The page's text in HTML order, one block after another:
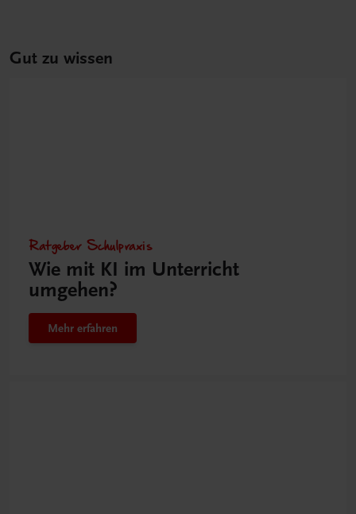
Gut zu wissen
Ratgeber Schulpraxis
Wie mit KI im Unterricht
umgehen?
Mehr erfahren